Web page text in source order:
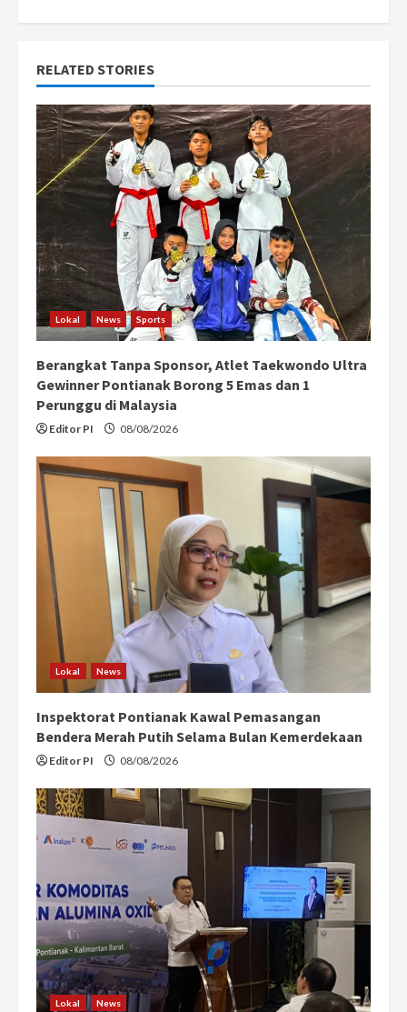
n
u
e
R
e
a
d
i
n
g
RELATED STORIES
Lokal News Sports
Berangkat Tanpa Sponsor, Atlet Taekwondo Ultra
Gewinner Pontianak Borong 5 Emas dan 1
Perunggu di Malaysia
Editor PI 08/08/2026
Lokal News
Inspektorat Pontianak Kawal Pemasangan
Bendera Merah Putih Selama Bulan Kemerdekaan
Editor PI 08/08/2026
Lokal News